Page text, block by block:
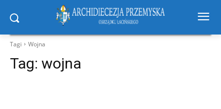
Tagi Wojna
Tag: wojna